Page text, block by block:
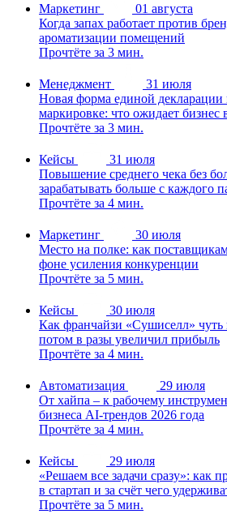
Маркетинг
01 августа
Когда запах работает против
ароматизации помещений
Прочтёте за 3 мин.
Менеджмент
31 июля
Новая форма единой декларации
маркировке: что ожидает бизнес
Прочтёте за 3 мин.
Кейсы
31 июля
Повышение среднего чека без
зарабатывать больше с каждого
Прочтёте за 4 мин.
Маркетинг
30 июля
Место на полке: как
фоне усиления конкуренции
Прочтёте за 5 мин.
Кейсы
30 июля
Как франчайзи «Сушиселл» чуть
потом в разы увеличил прибыль
Прочтёте за 4 мин.
Автоматизация
29 июля
От хайпа – к рабочему
бизнеса AI-трендов 2026 года
Прочтёте за 4 мин.
Кейсы
29 июля
«Решаем все задачи сразу»: как
в стартап и за счёт чего
Прочтёте за 5 мин.